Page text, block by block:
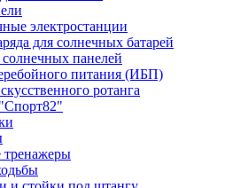
электростанции
для солнечных батарей
панелей
питания (ИБП)
ротанга
тренажеры